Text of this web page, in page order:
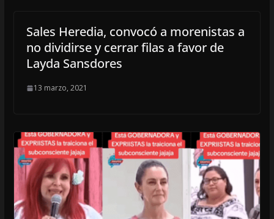
Sales Heredia, convocó a morenistas a
no dividirse y cerrar filas a favor de
Layda Sansdores
13 marzo, 2021